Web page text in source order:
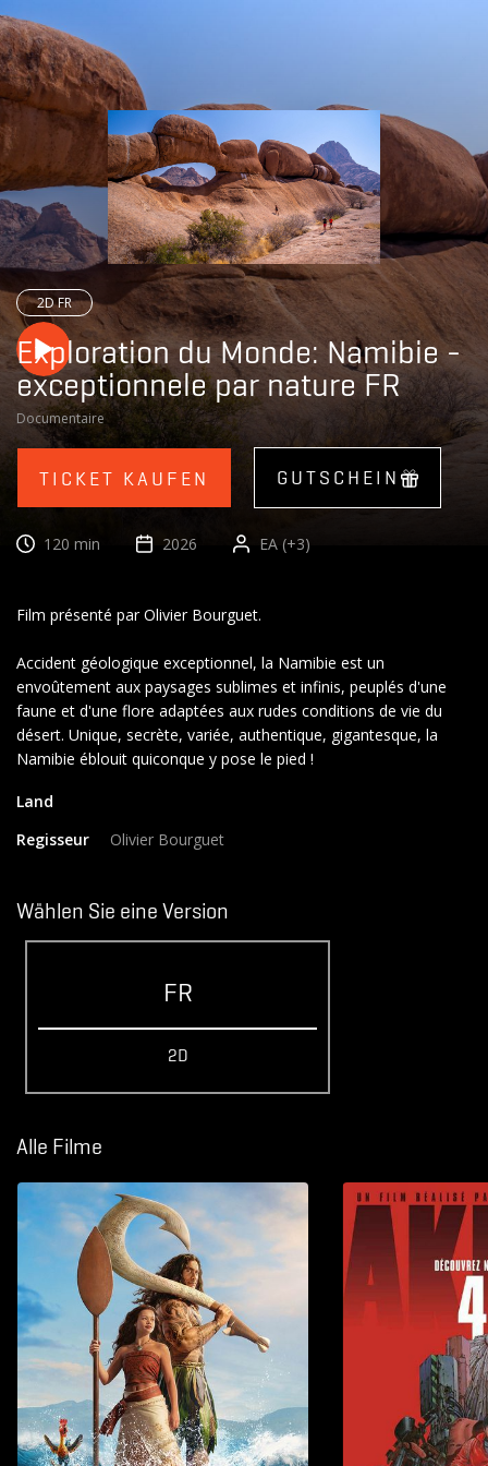
CINE
2D FR
Exploration du Monde: Namibie -
exceptionnele par nature FR
Documentaire
TICKET KAUFEN GUTSCHEIN
120 min 2026 EA (+3)
Film présenté par Olivier Bourguet.
Accident géologique exceptionnel, la Namibie est un
envoûtement aux paysages sublimes et infinis, peuplés d'une
faune et d'une flore adaptées aux rudes conditions de vie du
désert. Unique, secrète, variée, authentique, gigantesque, la
Land
Regisseur
Olivier Bourguet
Wählen Sie eine Version
FR
2D
Alle Filme